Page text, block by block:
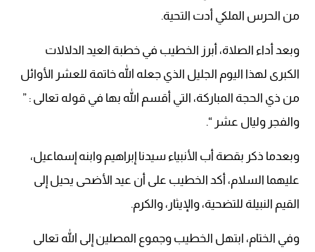
من الحرس الملكي أدت التحية.
وبعد أداء الصلاة، أبرز الخطيب في خطبة العيد الدلالات
الكبرى لهذا اليوم الجليل الذي جعله الله خاتمة للعشر الأوائل
من ذي الحجة المباركة، التي أقسم الله بها في قوله تعالى : ”
والفجر وليال عشر “.
وبعدما ذكر بقصة أب الأنبياء سيدنا إبراهيم وابنه إسماعيل،
عليهما السلام، أكد الخطيب على أن عيد الأضحى يحيل إلى
القيم النبيلة للتضحية، والإيثار، والكرم.
وفي الختام، ابتهل الخطيب وجموع المصلين إلى الله تعالى